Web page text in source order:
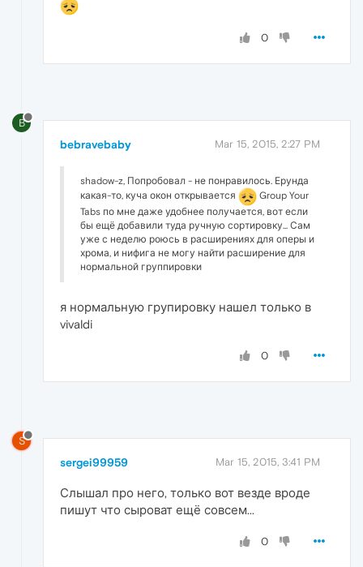
0
B
bebravebaby Mar 15, 2015, 2:27 PM
shadow-z, Попробовал - не понравилось. Ерунда
какая-то, куча окон открывается
Group Your
Tabs по мне даже удобнее получается, вот если
бы ещё добавили туда ручную сортировку... Сам
уже с неделю роюсь в расширениях для оперы и
хрома, и нифига не могу найти расширение для
нормальной группировки
я нормальную групировку нашел только в
vivaldi
0
S
sergei99959 Mar 15, 2015, 3:41 PM
Слышал про него, только вот везде вроде
пишут что сыроват ещё совсем...
0